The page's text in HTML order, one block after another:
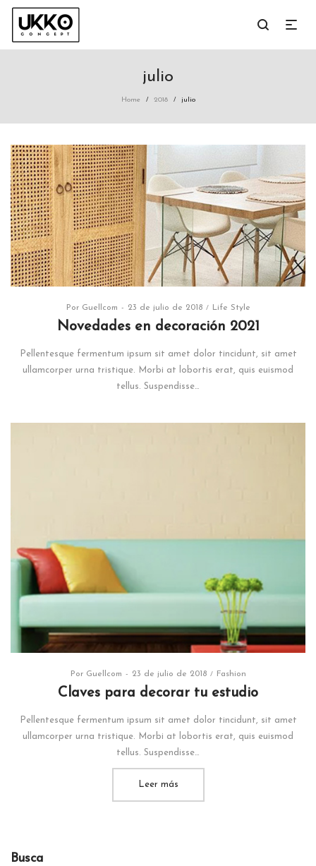
julio
Home / 2018 / julio
Por Guellcom
Posted
on
23 de julio de 2018
Posted
in
Life Style
Novedades en decoración 2021
Pellentesque fermentum ipsum sit amet dolor tincidunt, sit amet
ullamcorper urna tristique. Morbi at lobortis erat, quis euismod
tellus. Suspendisse…
Por Guellcom
Posted
on
23 de julio de 2018
Posted
in
Fashion
Claves para decorar tu estudio
Pellentesque fermentum ipsum sit amet dolor tincidunt, sit amet
ullamcorper urna tristique. Morbi at lobortis erat, quis euismod
tellus. Suspendisse…
Leer más
Busca